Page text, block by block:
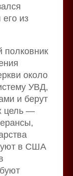
из
около
УВД,
и берут
цель —
в США